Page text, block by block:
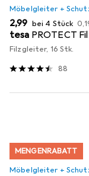
Möbelgleiter +
EUR
2,99 bei 4 Stück
tesa PROTECT
Filzgleiter, 16 Stk.
88
MENGENRABATT
Möbelgleiter +